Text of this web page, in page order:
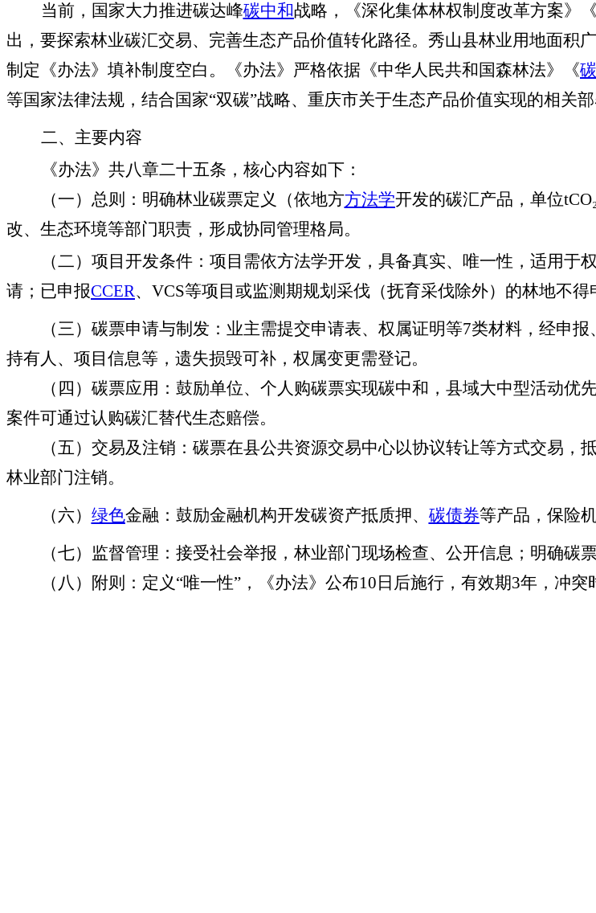
当前，国家大力推进碳达峰碳中和战略，《深化集体林权制度改革方案》
出，要探索林业碳汇交易、完善生态产品价值转化路径。秀山县林业用地面积
制定《办法》填补制度空白。《办法》严格依据《中华人民共和国森林法》《
等国家法律法规，结合国家“双碳”战略、重庆市关于生态产品价值实现的相关
二、主要内容
《办法》共八章二十五条，核心内容如下：
（一）总则 ：明确林业碳票定义（依地方方法学开发的碳汇产品，单位
改、生态环境等部门职责，形成协同管理格局。
（二）项目开发条件：项目需依方法学开发，具备真实、唯一性，适用于
请；已申报CCER、 VCS等项目或监测期规划采伐（抚育采伐除外）的林地不得
（三）碳票申请与制发 ：业主需提交申请表、权属证明等7类材料，经申报
持有人、项目信息等，遗失损毁可补，权属变更需登记。
（四）碳票应用 ：鼓励单位、个人购碳票实现碳中和，县域大中型活动
案件可通过认购碳汇替代生态赔偿。
（五）交易及注销： 碳票在县公共资源交易中心以协议转让等方式交易，
林业部门注销。
（六） 绿色金融： 鼓励金融机构开发碳资产抵质押、 碳债券等产品，保险
（七）监督管理： 接受社会举报，林业部门现场检查、公开信息；明确碳
（八）附则： 定义“唯一性”，《办法》公布10 日后施行，有效期3年，冲突